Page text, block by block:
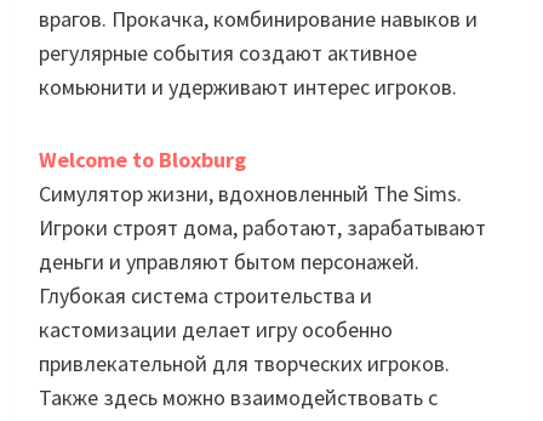
врагов. Прокачка, комбинирование навыков и
регулярные события создают активное
комьюнити и удерживают интерес игроков.
Welcome to Bloxburg
Симулятор жизни, вдохновленный The Sims.
Игроки строят дома, работают, зарабатывают
деньги и управляют бытом персонажей.
Глубокая система строительства и
кастомизации делает игру особенно
привлекательной для творческих игроков.
Также здесь можно взаимодействовать с